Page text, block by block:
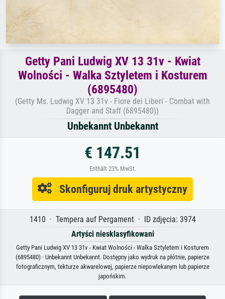
Getty Pani Ludwig XV 13 31v - Kwiat
Wolności - Walka Sztyletem i Kosturem
(6895480)
(Getty Ms. Ludwig XV 13 31v - Fiore dei Liberi - Combat with
Dagger and Staff (6895480))
Unbekannt Unbekannt
€ 147.51
Enthält 23% MwSt.
Skonfiguruj druk artystyczny
1410 · Tempera auf Pergament · ID zdjęcia: 3974
Artyści niesklasyfikowani
Getty Pani Ludwig XV 13 31v - Kwiat Wolności - Walka Sztyletem i Kosturem
(6895480) · Unbekannt Unbekannt. Dostępny jako wydruk na płótnie, papierze
fotograficznym, tekturze akwarelowej, papierze niepowlekanym lub papierze
japońskim.